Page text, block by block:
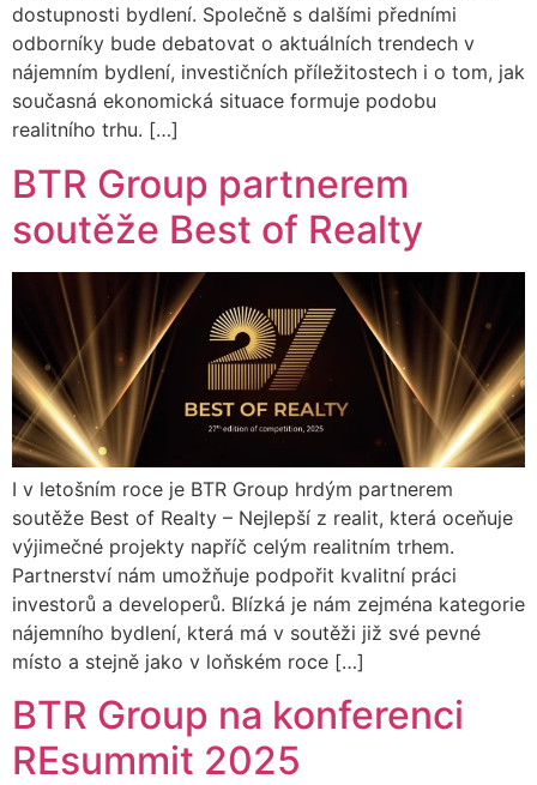
dostupnosti bydlení. Společně s dalšími předními
odborníky bude debatovat o aktuálních trendech v
nájemním bydlení, investičních příležitostech i o tom, jak
současná ekonomická situace formuje podobu
realitního trhu. […]
BTR Group partnerem
soutěže Best of Realty
I v letošním roce je BTR Group hrdým partnerem
soutěže Best of Realty – Nejlepší z realit, která oceňuje
výjimečné projekty napříč celým realitním trhem.
Partnerství nám umožňuje podpořit kvalitní práci
investorů a developerů. Blízká je nám zejména kategorie
nájemního bydlení, která má v soutěži již své pevné
místo a stejně jako v loňském roce […]
BTR Group na konferenci
REsummit 2025